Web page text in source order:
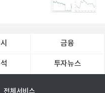
금융
투자뉴스
전체서비스